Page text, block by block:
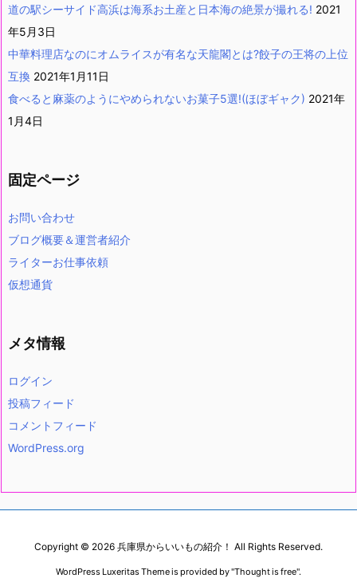
道の駅シーサイド高浜は海系お土産と日本海の絶景が撮れる! 2021
年5月3日
中華料理店なのにオムライスが有名な天龍閣とは?餃子の王将の上位
互換 2021年1月11日
食べると麻薬のようにやめられないお菓子5選!(ほぼギャク) 2021年
1月4日
固定ページ
お問い合わせ
ブログ概要＆運営者紹介
ライターお仕事依頼
仮想通貨
メタ情報
ログイン
投稿フィード
コメントフィード
WordPress.org
Copyright © 2026 兵庫県からいいもの紹介！ All Rights Reserved.
WordPress Luxeritas Theme is provided by "Thought is free".